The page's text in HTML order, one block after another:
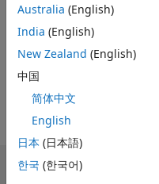
No
Badges
Earned
查看全部 徽章
Australia (English)
India (English)
New Zealand (English)
中国
简体中文
English
日本 (日本語)
한국 (한국어)
信任中心
商标